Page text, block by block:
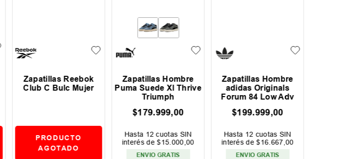
Zapatillas Reebok
Club C Bulc Mujer
PRODUCTO
AGOTADO
Zapatillas Hombre
Puma Suede Xl Thrive
Triumph
$179.999,00
Hasta 12 cuotas SIN
interés de$15.000,00
ENVIO GRATIS
Zapatillas Hombre
adidas Originals
Forum 84 Low Adv
$199.999,00
Hasta 12 cuotas SIN
interés de$16.667,00
ENVIO GRATIS